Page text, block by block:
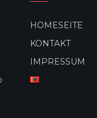
HOMESEITE
KONTAKT
IMPRESSUM